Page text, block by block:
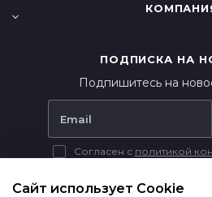
ПОДПИСКА НА
Подпишитесь на
Согласен с политикой
информационный характер и ни при каких
публичной офертой в соответствии с п. 2
Сайт использует Cookie